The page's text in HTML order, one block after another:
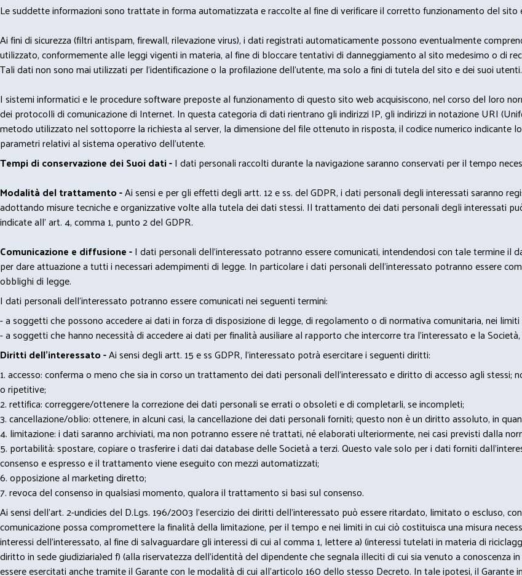
Le suddette informazioni sono trattate in forma automatizzata e raccolte al fine di verificare il corretto funzionamento del sito
Ai fini di sicurezza (filtri antispam, firewall, rilevazione virus), i dati registrati automaticamente possono eventualmente
utilizzato, conformemente alle leggi vigenti in materia, al fine di bloccare tentativi di danneggiamento al sito medesimo o di
Tali dati non sono mai utilizzati per l'identificazione o la profilazione dell'utente, ma solo a fini di tutela del sito e dei suoi utenti.
I sistemi informatici e le procedure software preposte al funzionamento di questo sito web acquisiscono, nel corso del loro
dei protocolli di comunicazione di Internet. In questa categoria di dati rientrano gli indirizzi IP, gli indirizzi in notazione URI
metodo utilizzato nel sottoporre la richiesta al server, la dimensione del file ottenuto in risposta, il codice numerico indicante
parametri relativi al sistema operativo dell'utente.
Tempi di conservazione dei Suoi dati -I dati personali raccolti durante la navigazione saranno conservati per il tempo
Modalità del trattamento -Ai sensi e per gli effetti degli artt. 12 e ss. del GDPR, i dati personali degli interessati saranno
adottando misure tecniche e organizzative volte alla tutela dei dati stessi. Il trattamento dei dati personali degli interessati
indicate all' art. 4, comma 1, punto 2 del GDPR.
Comunicazione e diffusione -I dati personali dell’interessato potranno essere comunicati, intendendosi con tale termine
per dare attuazione a tutti i necessari adempimenti di legge. In particolare i dati personali dell’interessato potranno essere
obblighi di legge.
I dati personali dell’interessato potranno essere comunicati nei seguenti termini:
- a soggetti che possono accedere ai dati in forza di disposizione di legge, di regolamento o di normativa comunitaria, nei
- a soggetti che hanno necessità di accedere ai dati per finalità ausiliare al rapporto che intercorre tra l’interessato e la
Diritti dell’interessato -Ai sensi degli artt. 15 e ss GDPR, l’interessato potrà esercitare i seguenti diritti:
1. accesso: conferma o meno che sia in corso un trattamento dei dati personali dell’interessato e diritto di accesso agli
o ripetitive;
2. rettifica: correggere/ottenere la correzione dei dati personali se errati o obsoleti e di completarli, se incompleti;
3. cancellazione/oblio: ottenere, in alcuni casi, la cancellazione dei dati personali forniti; questo non è un diritto assoluto, in
4. limitazione: i dati saranno archiviati, ma non potranno essere né trattati, né elaborati ulteriormente, nei casi previsti dalla
5. portabilità: spostare, copiare o trasferire i dati dai database delle Società a terzi. Questo vale solo per i dati forniti
consenso e espresso e il trattamento viene eseguito con mezzi automatizzati;
6. opposizione al marketing diretto;
7. revoca del consenso in qualsiasi momento, qualora il trattamento si basi sul consenso.
Ai sensi dell’art. 2-undicies del D.Lgs. 196/2003 l’esercizio dei diritti dell’interessato può essere ritardato, limitato o escluso,
comunicazione possa compromettere la finalità della limitazione, per il tempo e nei limiti in cui ciò costituisca una misura
interessi dell’interessato, al fine di salvaguardare gli interessi di cui al comma 1, lettere a) (interessi tutelati in materia di
diritto in sede giudiziaria)ed f) (alla riservatezza dell’identità del dipendente che segnala illeciti di cui sia venuto a
essere esercitati anche tramite il Garante con le modalità di cui all’articolo 160 dello stesso Decreto. In tale ipotesi, il